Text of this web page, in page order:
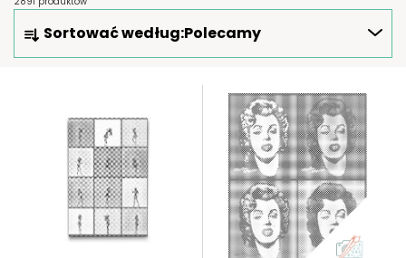
O
R
Sortować według:Polecamy